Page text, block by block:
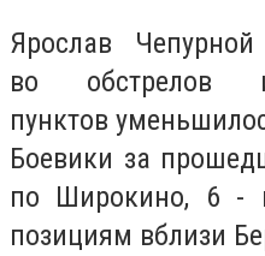
Ярослав
во обстрелов
пунктов
Боевики за
по Широкино, 6 -
позициям вблизи